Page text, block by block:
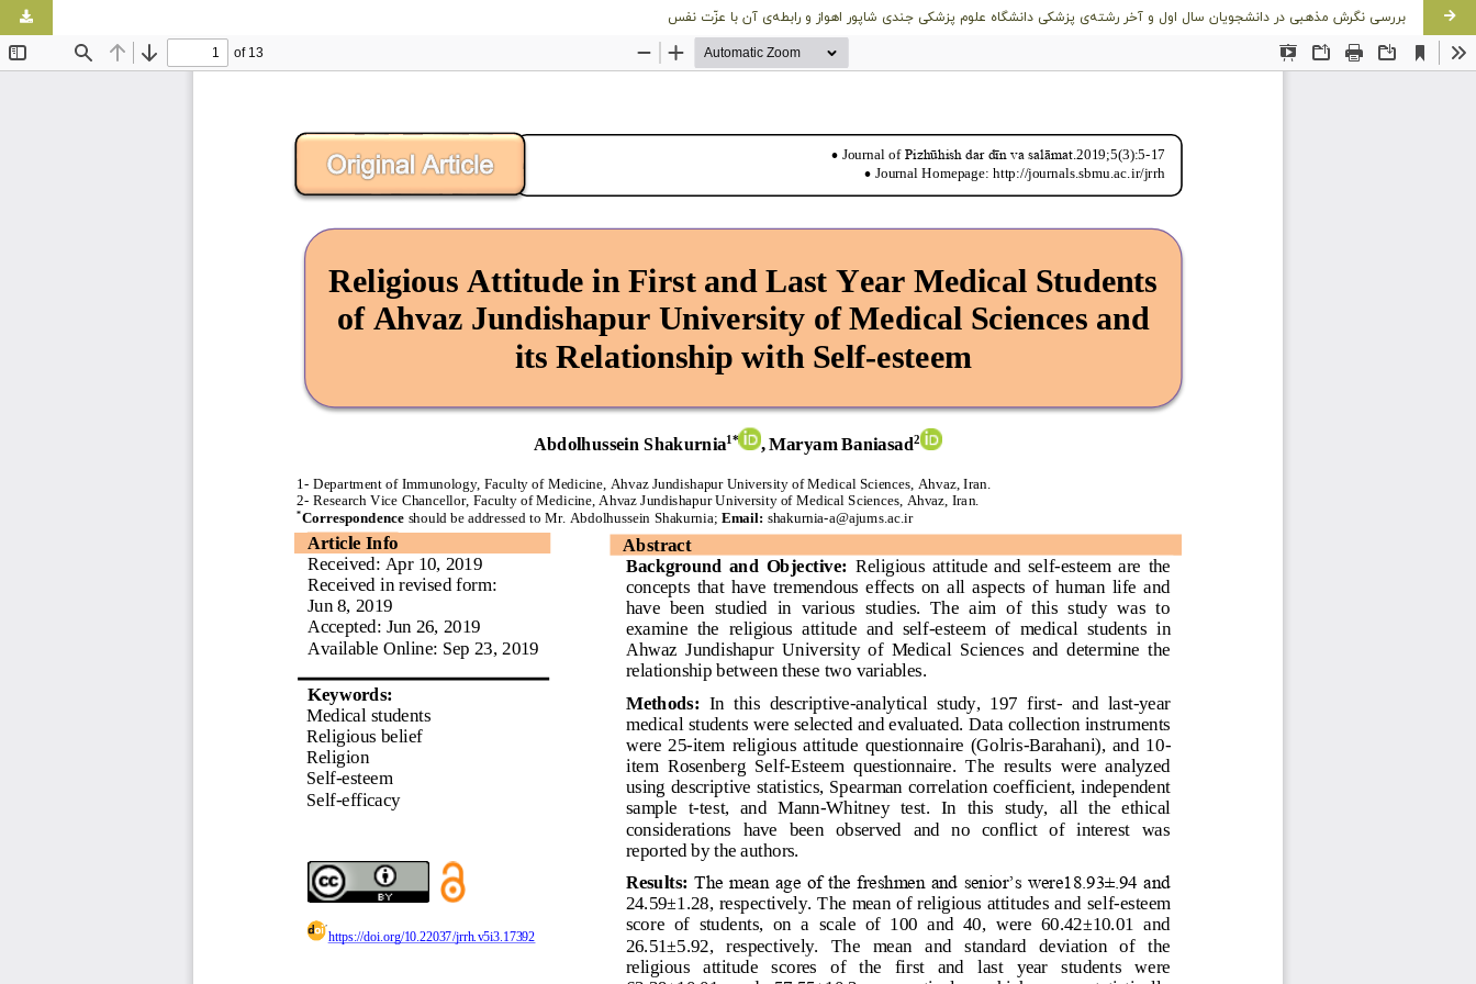
بررسی نگرش مذهبی در دانشجویان سال اول و آخر رشته‌ی پزشکی دانشگاه علوم پزشکی جندی شاپور اهواز و رابطه‌ی آن با عزّت نفس